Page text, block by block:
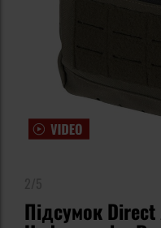
Підсумок